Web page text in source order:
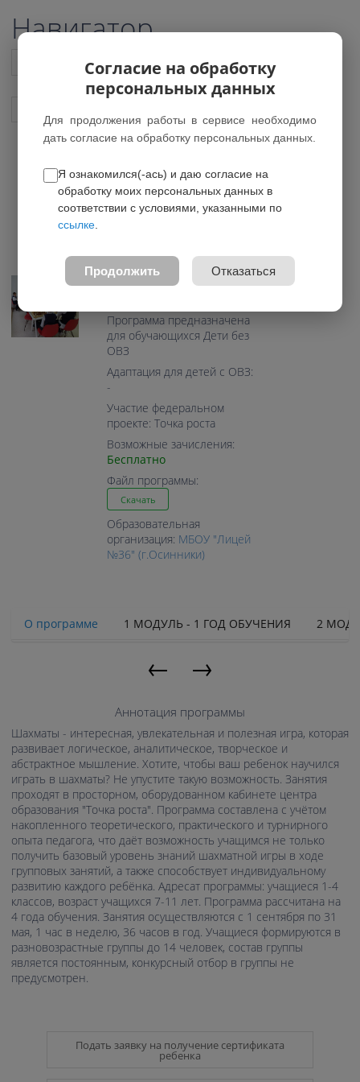
Навигатор
Список всех программ
Белая ладья
*Нет действующих групп
Возраст: 7-11 лет
Направление:
Программа предназначена
для обучающихся Дети без
ОВЗ
Адаптация для детей с ОВЗ:
-
Участие федеральном
проекте: Точка роста
Возможные зачисления:
Бесплатно
Файл программы:
Скачать
Образовательная
организация: МБОУ "Лицей
№36" (г.Осинники)
О программе 1 МОДУЛЬ - 1 ГОД ОБУЧЕНИЯ 2
← →
Аннотация программы
Шахматы - интересная, увлекательная и полезная игра, которая
развивает логическое, аналитическое, творческое и
абстрактное мышление. Хотите, чтобы ваш ребенок научился
играть в шахматы? Не упустите такую возможность. Занятия
проходят в просторном, оборудованном кабинете центра
образования "Точка роста". Программа составлена с учётом
накопленного теоретического, практического и турнирного
опыта педагога, что даёт возможность учащимся не только
получить базовый уровень знаний шахматной игры в ходе
групповых занятий, а также способствует индивидуальному
развитию каждого ребёнка. Адресат программы: учащиеся 1-4
классов, возраст учащихся 7-11 лет. Программа рассчитана на
4 года обучения. Занятия осуществляются с 1 сентября по 31
мая, 1 час в неделю, 36 часов в год. Учащиеся формируются в
разновозрастные группы до 14 человек, состав группы
является постоянным, конкурсный отбор в группы не
предусмотрен.
Подать заявку на получение сертификата
ребенка
Согласие на обработку
персональных данных
Для продолжения работы в сервисе необходимо
дать согласие на обработку персональных данных.
Я ознакомился(-ась) и даю согласие на
обработку моих персональных данных в
соответствии с условиями, указанными по
ссылке
Продолжить Отказаться